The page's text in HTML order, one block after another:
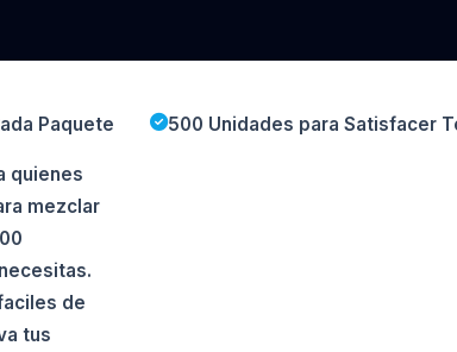
Paquete 500 Unidades para Satisfacer
quienes
mezclar
de
tus